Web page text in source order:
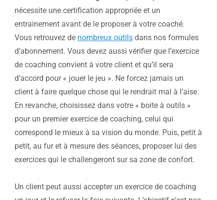
nécessite une certification appropriée et un
entrainement avant de le proposer à votre coaché.
Vous retrouvez de nombreux outils dans nos formules
d’abonnement. Vous devez aussi vérifier que l’exercice
de coaching convient à votre client et qu’il sera
d’accord pour « jouer le jeu ». Ne forcez jamais un
client à faire quelque chose qui le rendrait mal à l’aise.
En revanche, choisissez dans votre « boite à outils »
pour un premier exercice de coaching, celui qui
correspond le mieux à sa vision du monde. Puis, petit à
petit, au fur et à mesure des séances, proposer lui des
exercices qui le challengeront sur sa zone de confort.
Un client peut aussi accepter un exercice de coaching